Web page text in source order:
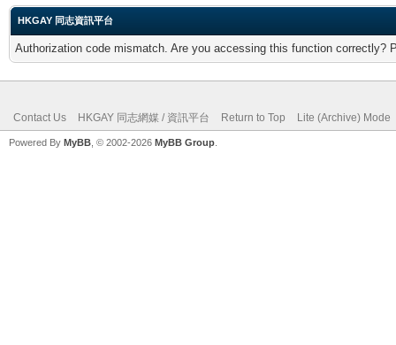
HKGAY 同志資訊平台
Authorization code mismatch. Are you accessing this function correctly?
Contact Us HKGAY 同志網媒 / 資訊平台 Return to Top Lite (Archive) Mode
Powered By MyBB , © 2002-2026 MyBB Group